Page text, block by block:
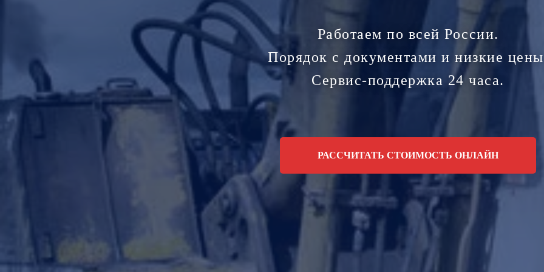
Работаем по всей России.
Порядок с документами и низкие
Сервис-поддержка 24 часа.
РАССЧИТАТЬ СТОИМОСТЬ ОНЛАЙН